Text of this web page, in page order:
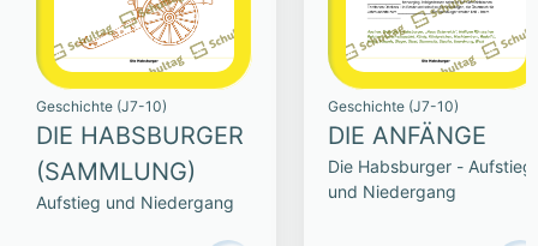
Geschichte (J7-10)
DIE HABSBURGER
(SAMMLUNG)
Aufstieg und Niedergang
Geschichte (J7-10)
DIE ANFÄNGE
Die Habsburger - Aufstieg
und Niedergang